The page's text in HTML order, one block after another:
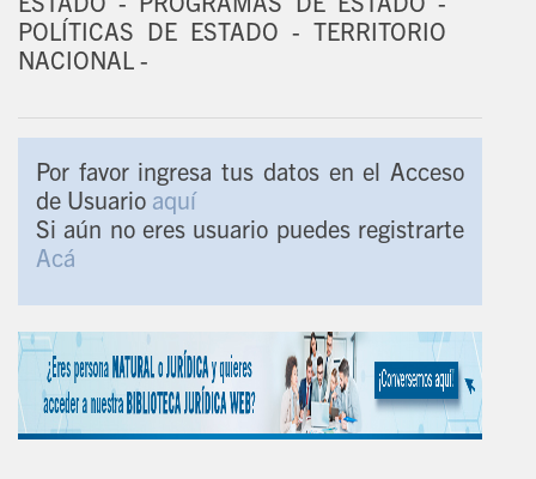
ESTADO - PROGRAMAS DE ESTADO -
POLÍTICAS DE ESTADO - TERRITORIO
NACIONAL -
Por favor ingresa tus datos en el Acceso
de Usuario aquí
Si aún no eres usuario puedes registrarte
Acá